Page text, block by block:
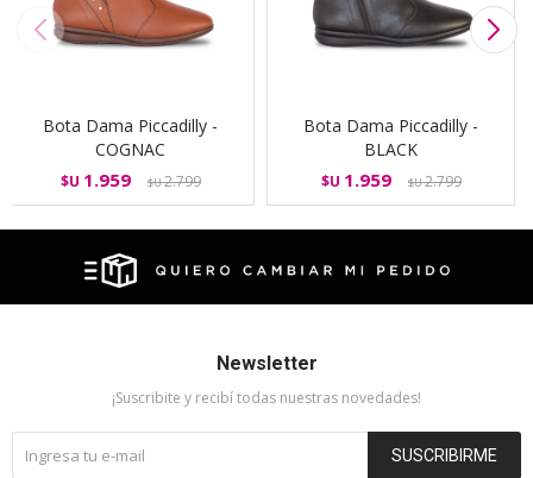
Bota Dama Piccadilly -
COGNAC
$U 1.959 $U2.799
Bota Dama Piccadilly -
BLACK
$U 1.959 $U2.799
Newsletter
¡Suscribite y recibí todas nuestras novedades!
SUSCRIBIRME